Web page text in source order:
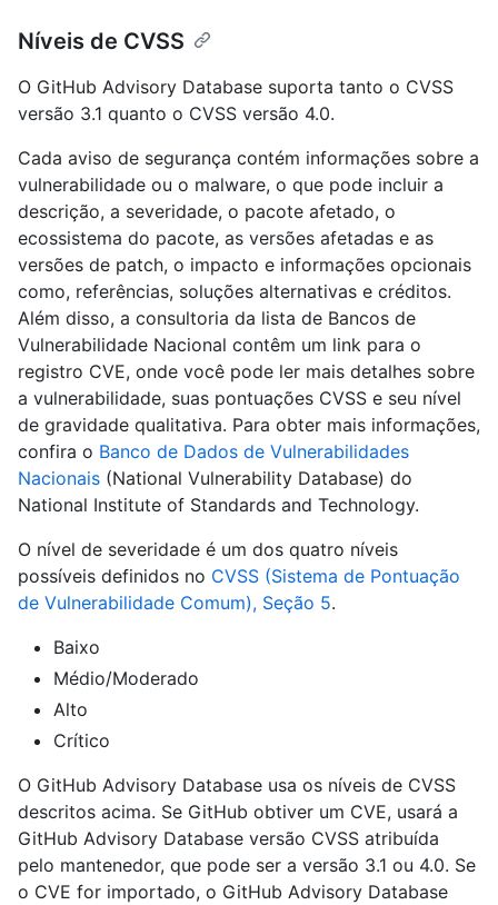
Níveis de CVSS
O GitHub Advisory Database suporta tanto o CVSS
versão 3.1 quanto o CVSS versão 4.0.
Cada aviso de segurança contém informações sobre a
vulnerabilidade ou o malware, o que pode incluir a
descrição, a severidade, o pacote afetado, o
ecossistema do pacote, as versões afetadas e as
versões de patch, o impacto e informações opcionais
como, referências, soluções alternativas e créditos.
Além disso, a consultoria da lista de Bancos de
Vulnerabilidade Nacional contêm um link para o
registro CVE, onde você pode ler mais detalhes sobre
a vulnerabilidade, suas pontuações CVSS e seu nível
de gravidade qualitativa. Para obter mais informações,
confira o Banco de Dados de Vulnerabilidades
Nacionais (National Vulnerability Database) do
National Institute of Standards and Technology.
O nível de severidade é um dos quatro níveis
possíveis definidos no CVSS (Sistema de Pontuação
de Vulnerabilidade Comum), Seção 5.
Baixo
Médio/Moderado
Alto
Crítico
O GitHub Advisory Database usa os níveis de CVSS
descritos acima. Se GitHub obtiver um CVE, usará a
GitHub Advisory Database versão CVSS atribuída
pelo mantenedor, que pode ser a versão 3.1 ou 4.0. Se
o CVE for importado, o GitHub Advisory Database